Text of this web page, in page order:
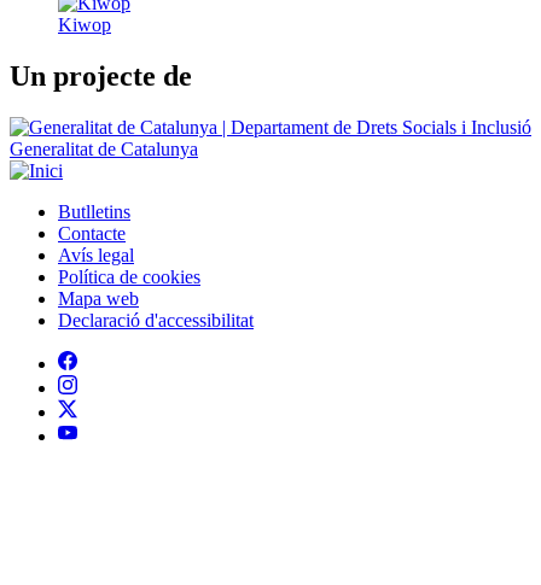
Generalitat de Catalunya
Peu
Butlletins
Contacte
Avís legal
Política de cookies
Mapa web
Declaració d'accessibilitat